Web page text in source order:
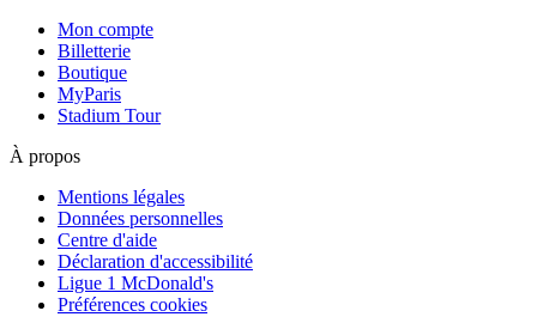
Mon compte
Billetterie
Boutique
MyParis
Stadium Tour
À propos
Mentions légales
Données personnelles
Centre d'aide
Déclaration d'accessibilité
Ligue 1 McDonald's
Préférences cookies